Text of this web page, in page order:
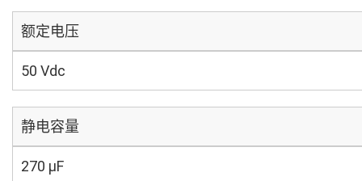
额定电压
50 Vdc
静电容量
270 µF